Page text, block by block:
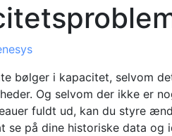
bølger i kapacitet, selvom
Og selvom der ikke er
fuldt ud, kan du styre
se på dine historiske data og